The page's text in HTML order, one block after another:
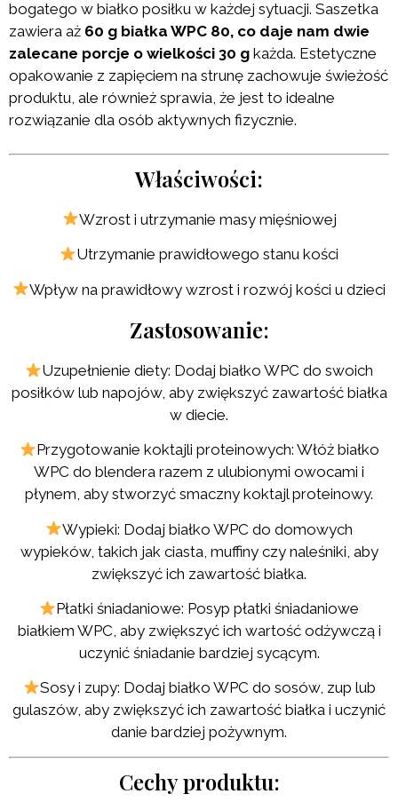
bogatego w białko posiłku w każdej sytuacji. Saszetka
zawiera aż 60 g białka WPC 80, co daje nam dwie
zalecane porcje o wielkości 30 g każda. Estetyczne
opakowanie z zapięciem na strunę zachowuje świeżość
produktu, ale również sprawia, że jest to idealne
rozwiązanie dla osób aktywnych fizycznie.
Właściwości:
Wzrost i utrzymanie masy mięśniowej
Utrzymanie prawidłowego stanu kości
Wpływ na prawidłowy wzrost i rozwój kości u dzieci
Zastosowanie:
Uzupełnienie diety: Dodaj białko WPC do swoich
posiłków lub napojów, aby zwiększyć zawartość białka
w diecie.
Przygotowanie koktajli proteinowych: Włóż białko
WPC do blendera razem z ulubionymi owocami i
płynem, aby stworzyć smaczny koktajl proteinowy.
Wypieki: Dodaj białko WPC do domowych
wypieków, takich jak ciasta, muffiny czy naleśniki, aby
zwiększyć ich zawartość białka.
Płatki śniadaniowe: Posyp płatki śniadaniowe
białkiem WPC, aby zwiększyć ich wartość odżywczą i
uczynić śniadanie bardziej sycącym.
Sosy i zupy: Dodaj białko WPC do sosów, zup lub
gulaszów, aby zwiększyć ich zawartość białka i uczynić
danie bardziej pożywnym.
Cechy produktu: